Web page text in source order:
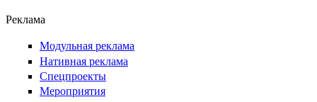
Реклама
Модульная реклама
Нативная реклама
Спецпроекты
Мероприятия